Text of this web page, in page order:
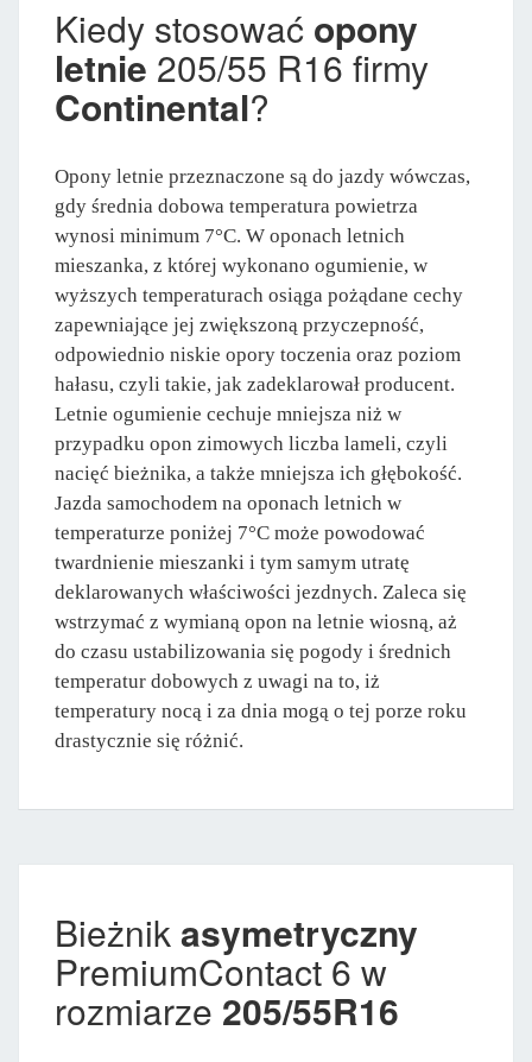
Kiedy stosować opony
letnie 205/55 R16 firmy
Continental?
Opony letnie przeznaczone są do jazdy wówczas,
gdy średnia dobowa temperatura powietrza
wynosi minimum 7°C. W oponach letnich
mieszanka, z której wykonano ogumienie, w
wyższych temperaturach osiąga pożądane cechy
zapewniające jej zwiększoną przyczepność,
odpowiednio niskie opory toczenia oraz poziom
hałasu, czyli takie, jak zadeklarował producent.
Letnie ogumienie cechuje mniejsza niż w
przypadku opon zimowych liczba lameli, czyli
nacięć bieżnika, a także mniejsza ich głębokość.
Jazda samochodem na oponach letnich w
temperaturze poniżej 7°C może powodować
twardnienie mieszanki i tym samym utratę
deklarowanych właściwości jezdnych. Zaleca się
wstrzymać z wymianą opon na letnie wiosną, aż
do czasu ustabilizowania się pogody i średnich
temperatur dobowych z uwagi na to, iż
temperatury nocą i za dnia mogą o tej porze roku
drastycznie się różnić.
Bieżnikasymetryczny
PremiumContact 6 w
rozmiarze 205/55R16